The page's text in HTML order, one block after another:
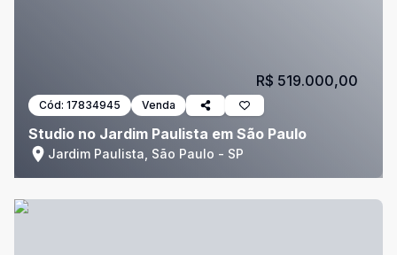
Cód: 17834945 Venda
Studio no Jardim Paulista em São Paulo
Jardim Paulista, São Paulo - SP
R$ 519.000,00